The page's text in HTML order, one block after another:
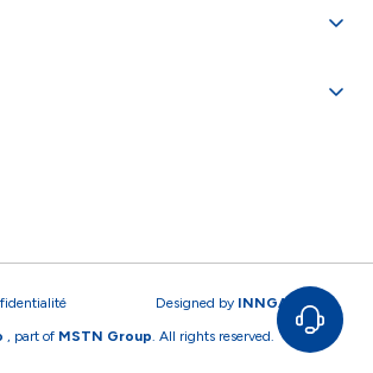
Designed by INNGAGE
, part of MSTN Group. All rights reserved.